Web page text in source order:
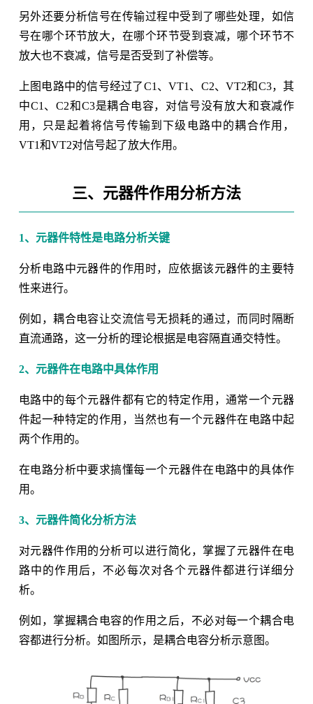
另外还要分析信号在传输过程中受到了哪些处理，如信
号在哪个环节放大，在哪个环节受到衰减，哪个环节不
放大也不衰减，信号是否受到了补偿等。
上图电路中的信号经过了C1、VT1、C2、VT2和C3，其
中C1、C2和C3是耦合电容，对信号没有放大和衰减作
用，只是起着将信号传输到下级电路中的耦合作用，
VT1和VT2对信号起了放大作用。
三、元器件作用分析方法
1、元器件特性是电路分析关键
分析电路中元器件的作用时，应依据该元器件的主要特
性来进行。
例如，耦合电容让交流信号无损耗的通过，而同时隔断
直流通路，这一分析的理论根据是电容隔直通交特性。
2、元器件在电路中具体作用
电路中的每个元器件都有它的特定作用，通常一个元器
件起一种特定的作用，当然也有一个元器件在电路中起
两个作用的。
在电路分析中要求搞懂每一个元器件在电路中的具体作
用。
3、元器件简化分析方法
对元器件作用的分析可以进行简化，掌握了元器件在电
路中的作用后，不必每次对各个元器件都进行详细分
析。
例如，掌握耦合电容的作用之后，不必对每一个耦合电
容都进行分析。如图所示，是耦合电容分析示意图。